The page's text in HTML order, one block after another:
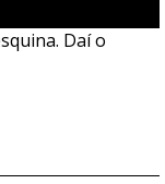
Daí o